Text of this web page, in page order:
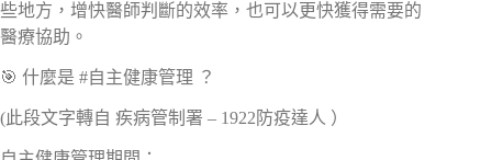
些地方，增快醫師判斷的效率，也可以更快獲得需要的
醫療協助。
🎯 什麼是 #自主健康管理 ？
(此段文字轉自 疾病管制署 – 1922防疫達人 ）